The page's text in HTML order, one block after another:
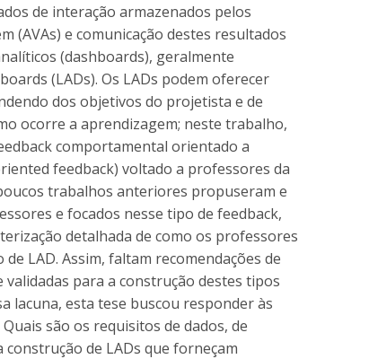
de interação armazenados pelos
(AVAs) e comunicação destes resultados
(dashboards), geralmente
(LADs). Os LADs podem oferecer
dos objetivos do projetista e de
ocorre a aprendizagem; neste trabalho,
comportamental orientado a
feedback) voltado a professores da
trabalhos anteriores propuseram e
e focados nesse tipo de feedback,
detalhada de como os professores
LAD. Assim, faltam recomendações de
para a construção destes tipos
lacuna, esta tese buscou responder às
são os requisitos de dados, de
de LADs que forneçam